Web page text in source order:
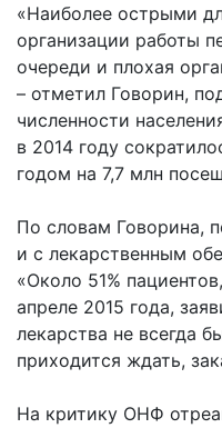
«Наиболее острыми
организации работы
очереди и плохая
– отметил Говорин,
численности
в 2014 году
годом на 7,7 млн
По словам Говорина,
и с лекарственным
«Около 51%
апреле 2015 года,
лекарства не всегда
приходится ждать,
На критику ОНФ